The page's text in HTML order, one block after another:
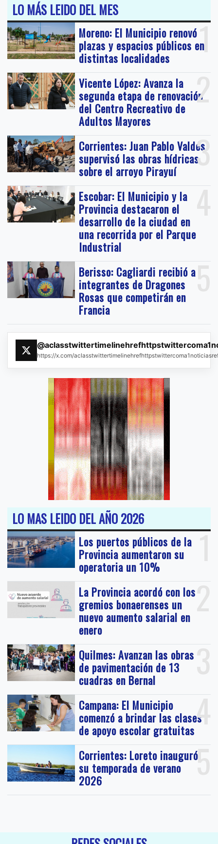
LO MÁS LEIDO DEL MES
1
Moreno: El Municipio renovó
plazas y espacios públicos en
distintas localidades
2
Vicente López: Avanza la
segunda etapa de renovación
del Centro Recreativo de
Adultos Mayores
3
Corrientes: Juan Pablo Valdés
supervisó las obras hídricas
sobre el arroyo Pirayuí
4
Escobar: El Municipio y la
Provincia destacaron el
desarrollo de la ciudad en
una recorrida por el Parque
Industrial
5
Berisso: Cagliardi recibió a
integrantes de Dragones
Rosas que competirán en
Francia
https://x.com/
LO MAS LEIDO DEL AÑO 2026
1
Los puertos públicos de la
Provincia aumentaron su
operatoria un 10%
2
La Provincia acordó con los
gremios bonaerenses un
nuevo aumento salarial en
enero
3
Quilmes: Avanzan las obras
de pavimentación de 13
cuadras en Bernal
4
Campana: El Municipio
comenzó a brindar las clases
de apoyo escolar gratuitas
5
Corrientes: Loreto inauguró
su temporada de verano
2026